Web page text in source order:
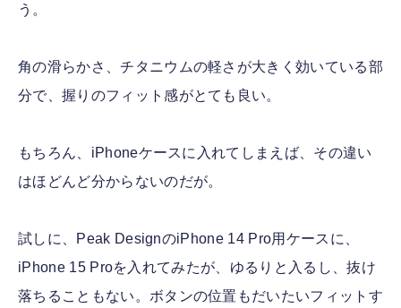
う。
角の滑らかさ、チタニウムの軽さが大きく効いている部
分で、握りのフィット感がとても良い。
もちろん、iPhoneケースに入れてしまえば、その違い
はほどんど分からないのだが。
試しに、Peak DesignのiPhone 14 Pro用ケースに、
iPhone 15 Proを入れてみたが、ゆるりと入るし、抜け
落ちることもない。ボタンの位置もだいたいフィットす